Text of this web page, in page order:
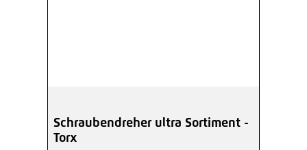
Schraubendreher ultra Sortiment -
Torx